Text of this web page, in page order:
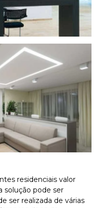
residenciais valor
solução pode ser
ser realizada de várias